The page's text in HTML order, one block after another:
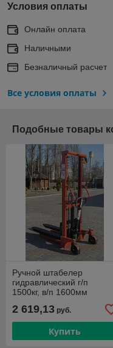
Условия оплаты
Онлайн оплата
Наличными
Безналичный расчет
Все условия оплаты
Подобные товары
Ручной штабелер
гидравлический г/п
1500кг, в/п 1600мм
2 619,13 руб.
Купить